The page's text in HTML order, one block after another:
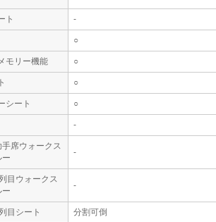
ト -
○
モリー機能 ○
○
シート ○
-
手席ウォークス
ー
-
目ウォークス
ー
-
目シート 分割可倒